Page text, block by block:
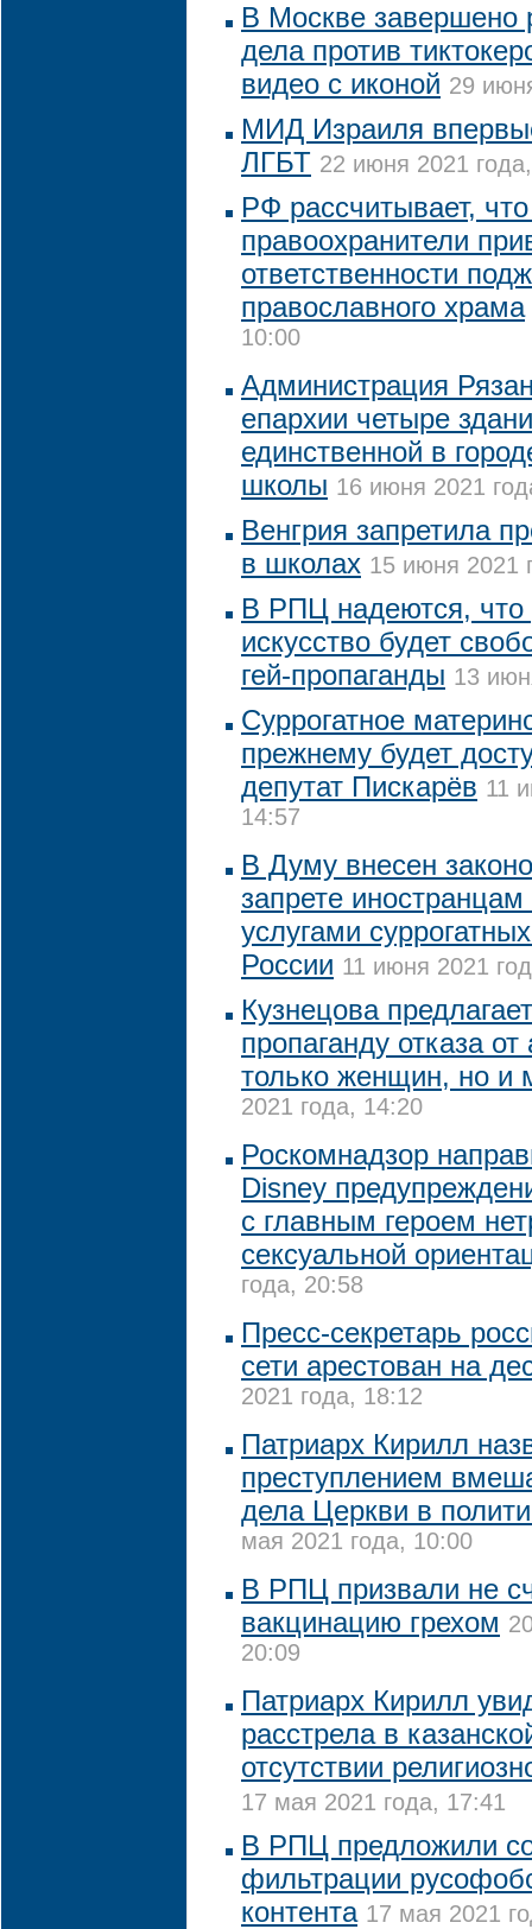
В Москве завершено
дела против
видео с иконой 29
МИД Израиля
ЛГБТ 22 июня 2021
РФ рассчитывает,
правоохранители
ответственности
православного храма
10:00
Администрация
епархии четыре
единственной в
школы 16 июня 2021
Венгрия запретила
в школах 15 июня 2021
В РПЦ надеются, что
искусство будет
гей-пропаганды 13
Суррогатное
прежнему будет
депутат Пискарёв 11
14:57
В Думу внесен
запрете иностранцам
услугами
России 11 июня 2021
Кузнецова
пропаганду отказа
только женщин, но и
2021 года, 14:20
Роскомнадзор
Disney
с главным героем
сексуальной
года, 20:58
Пресс-секретарь
сети арестован на
2021 года, 18:12
Патриарх Кирилл
преступлением
дела Церкви в
мая 2021 года, 10:00
В РПЦ призвали не
вакцинацию грехом
20:09
Патриарх Кирилл
расстрела в
отсутствии
17 мая 2021 года, 17:41
В РПЦ предложили
фильтрации
контента 17 мая 2021